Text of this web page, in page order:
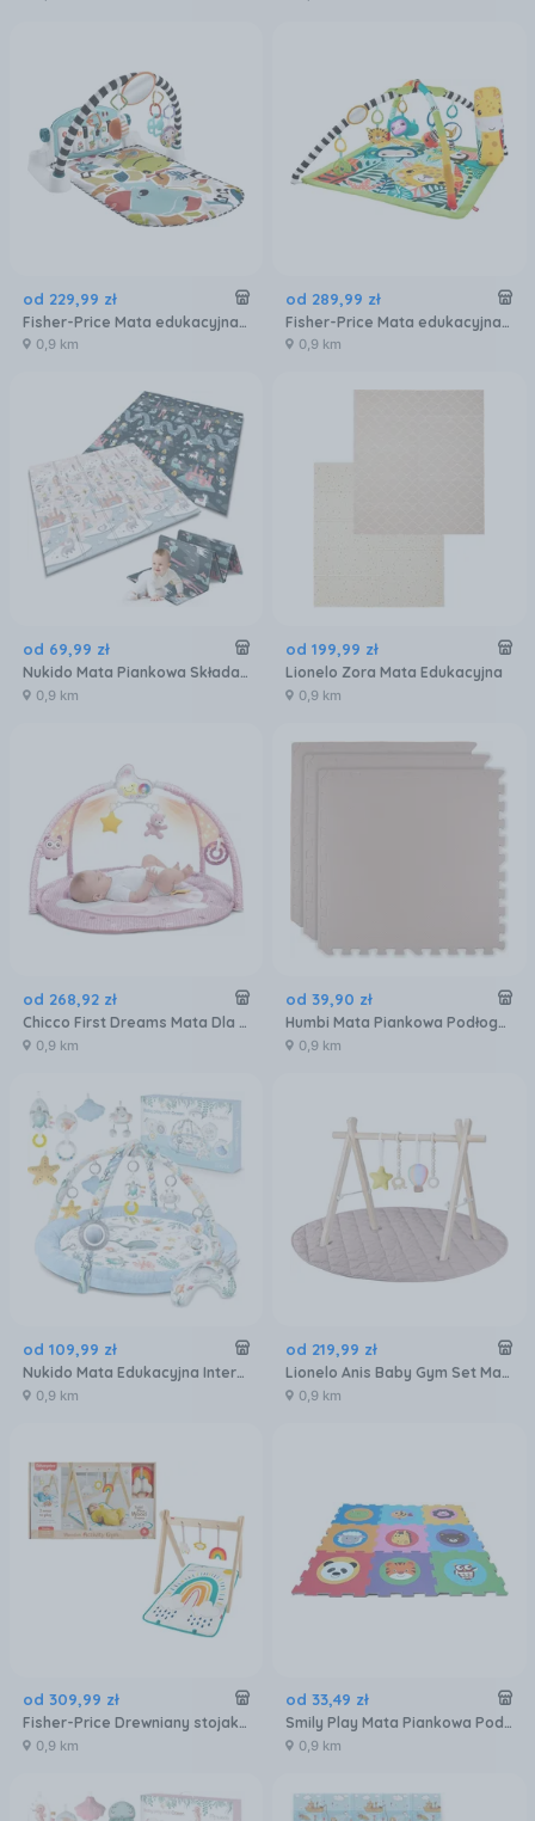
od 229,99 zł
Fisher-Price Mata edukacyjna z pianinkiem Muzyczne zwierzątka HWY57
0,9 km
od 289,99 zł
Fisher-Price Mata edukacyjna 3w1 Las tropikalny HJW08
0,9 km
od 69,99 zł
Nukido Mata Piankowa Składana 200 X 180 X 1 Cm Nk-340 (734002)
0,9 km
od 199,99 zł
Lionelo Zora Mata Edukacyjna
0,9 km
od 268,92 zł
Chicco First Dreams Mata Dla Niemowlaka 3W1 Enjoy Colors Pink
0,9 km
od 39,90 zł
Humbi Mata Piankowa Podłogowa 180X60 Duże Puzzle Piankowe Wodoodporne Bezpieczne 3Szt. Jasnoróżowa
0,9 km
od 109,99 zł
Nukido Mata Edukacyjna Interaktywna Ocean Niebieska
0,9 km
od 219,99 zł
Lionelo Anis Baby Gym Set Mata Edukacyjna
0,9 km
od 309,99 zł
Fisher-Price Drewniany stojak Mata edukacyjna Zestaw z matą do zabawy, drewnianym stojakiem i 3 zabawkami JCY38
0,9 km
od 33,49 zł
Smily Play Mata Piankowa Podłogowe Puzzle Zwierzęta Kolorowa 10miesięcy+ SP84004 AN0077
0,9 km